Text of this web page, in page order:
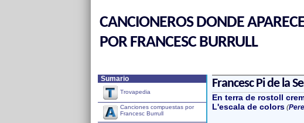
CANCIONEROS DONDE
POR FRANCESC BURRULL
Sumario
Trovapedia
Canciones compuestas por
Francesc Burrull
Francesc Pi de la
En terra de rostoll
L'escala de colors (